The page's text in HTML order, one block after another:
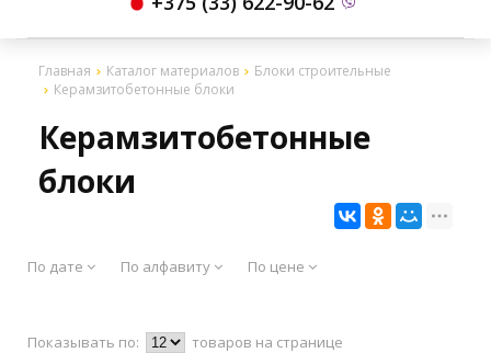
Главная Каталог материалов
Блоки строительные
Керамзитобетонные блоки
Керамзитобетонные
блоки
По дате По алфавиту По цене
Показывать по: товаров на странице